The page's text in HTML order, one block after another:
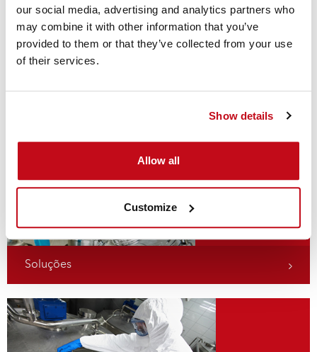
our social media, advertising and analytics partners who
may combine it with other information that you’ve
provided to them or that they’ve collected from your use
of their services.
Show details
Allow all
Customize
Para saber mais sobre os nossos Especialistas, clique aqui
Soluções